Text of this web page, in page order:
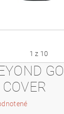
1 z 10